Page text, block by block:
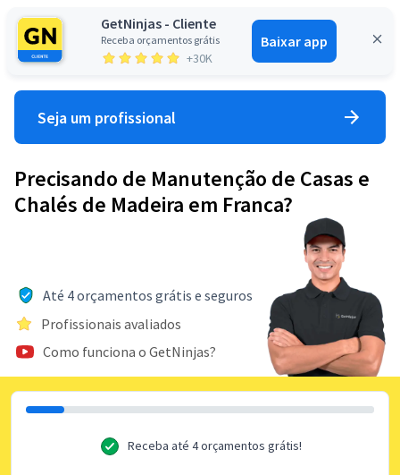
GetNinjas - Cliente
Receba orçamentos grátis
+30K
Baixar app
Entrar
Seja um profissional
Precisando de Manutenção de Casas e
Chalés de Madeira em Franca?
Até 4 orçamentos grátis e seguros
Profissionais avaliados
Como funciona o GetNinjas?
Receba até 4 orçamentos grátis!